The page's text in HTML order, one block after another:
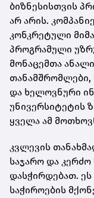
ბიზნესისთვის
არ არის.
კონკრეტული
პროგრამული
მონაცემთა
თანამშრომლები,
და ხელოვნური
უნივერსიტეტის
ყველა ამ
კვლევის
საჯარო და კერძო
დასჭირდებათ.
საჭიროების